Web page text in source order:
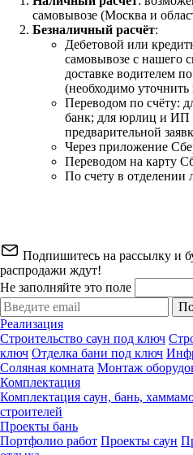
самовывозе (Москва и
Безналичный расчёт:
Дебетовой или
самовывозе с нашего
доставке водителем
(необходимо уточнить
Переводом по счёту:
банк; для юрлиц и
предварительной
Через приложение
Переводом на карту
По счету в отделении
Подпишитесь на рассылку и
распродажи ждут!
Не заполняйте это поле
Реализация
Строительство саун под ключ
ключ Отделка бани под ключ
Соляная комната Монтаж
Комплектация
Комплектация саун, бань,
строителей
Проекты бань
Портфолио работ Проекты саун